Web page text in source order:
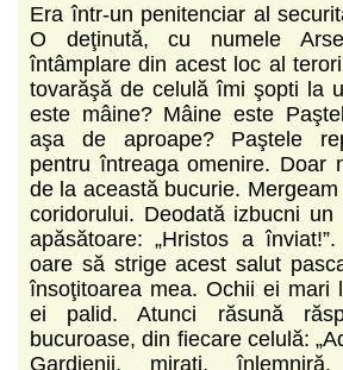
Era într-un penitenciar al
O deţinută, cu numele
întâmplare din acest loc al
tovarăşă de celulă îmi şopti la
este mâine? Mâine este
aşa de aproape? Paştele
pentru întreaga omenire. Doar
de la această bucurie.
coridorului. Deodată izbucni
apăsătoare: „Hristos a
oare să strige acest salut
însoţitoarea mea. Ochii ei mari
ei palid. Atunci răsună
bucuroase, din fiecare celulă:
Gardienii, miraţi,